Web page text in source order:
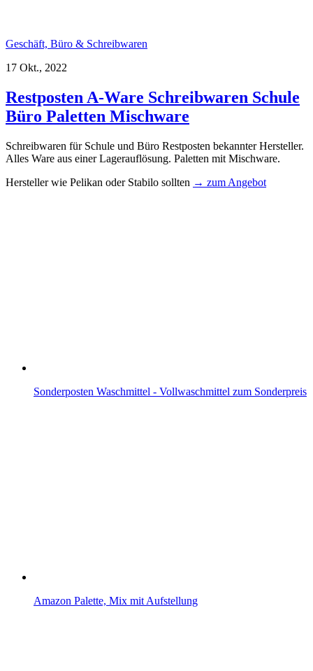
Geschäft, Büro & Schreibwaren
17 Okt., 2022
Restposten A-Ware Schreibwaren Schule
Büro Paletten Mischware
Schreibwaren für Schule und Büro Restposten bekannter Hersteller.
Alles Ware aus einer Lagerauflösung. Paletten mit Mischware.
Hersteller wie Pelikan oder Stabilo sollten → zum Angebot
Sonderposten Waschmittel - Vollwaschmittel zum Sonderpreis
Amazon Palette, Mix mit Aufstellung